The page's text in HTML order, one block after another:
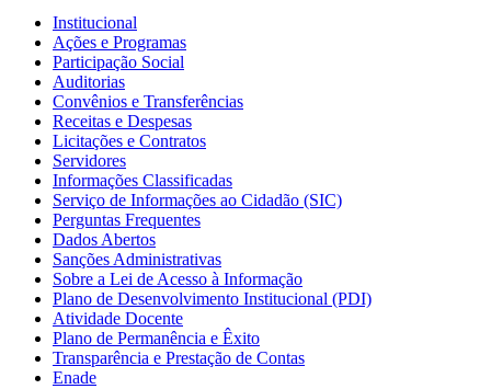
Institucional
Ações e Programas
Participação Social
Auditorias
Convênios e Transferências
Receitas e Despesas
Licitações e Contratos
Servidores
Informações Classificadas
Serviço de Informações ao Cidadão (SIC)
Perguntas Frequentes
Dados Abertos
Sanções Administrativas
Sobre a Lei de Acesso à Informação
Plano de Desenvolvimento Institucional (PDI)
Atividade Docente
Plano de Permanência e Êxito
Transparência e Prestação de Contas
Enade